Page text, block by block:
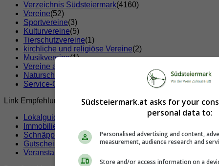
Verzeichnis Südsteiermark(4160)
Vereine(52)
Sportvereine(3)
Kulturvereine(5)
Tierschutzvereine(1)
kirchliche und religiöse Vereine(2)
Musikvereine(1)
Vereine allgemein
Naturschutz und Tierschutz Vereine (1)
Service-Clubs
Link Empfehlungen
Lokalguide
Immobilien
Schnäppchen
Gutscheine & Rabatte
Veranstaltungen
Südsteiermark.at asks for your
personal data to:
Personalised advertising and content,
measurement, audience research and
Store and/or access information on a